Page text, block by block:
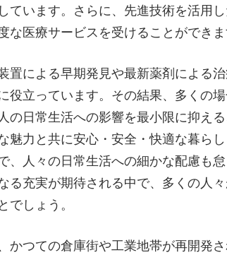
ています。さらに、先進技術を活用
な医療サービスを受けることができま
置による早期発見や最新薬剤による
役立っています。その結果、多くの
の日常生活への影響を最小限に抑え
魅力と共に安心・安全・快適な暮ら
、人々の日常生活への細かな配慮も
る充実が期待される中で、多くの人
でしょう。
かつての倉庫街や工業地帯が再開発